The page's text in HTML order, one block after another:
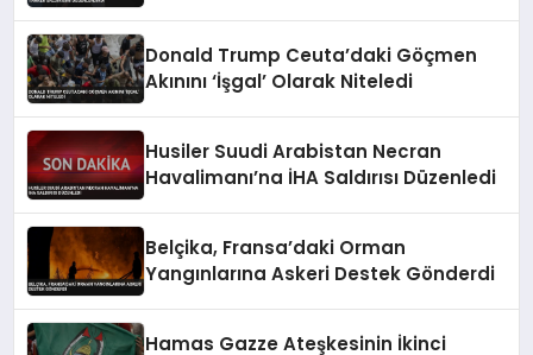
Donald Trump Ceuta’daki Göçmen
Akınını ‘İşgal’ Olarak Niteledi
Husiler Suudi Arabistan Necran
Havalimanı’na İHA Saldırısı Düzenledi
Belçika, Fransa’daki Orman
Yangınlarına Askeri Destek Gönderdi
Hamas Gazze Ateşkesinin İkinci